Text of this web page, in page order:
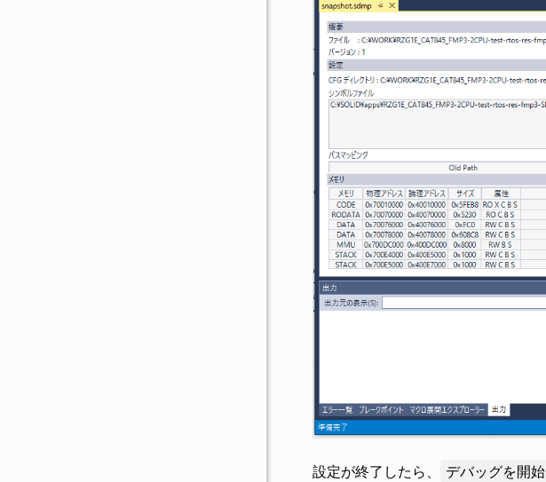
設定が終了したら、 デバッグを開始